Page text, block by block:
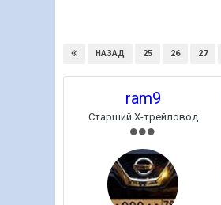
НАЗАД 25 26 27
ram9
Старший Х-трейловод